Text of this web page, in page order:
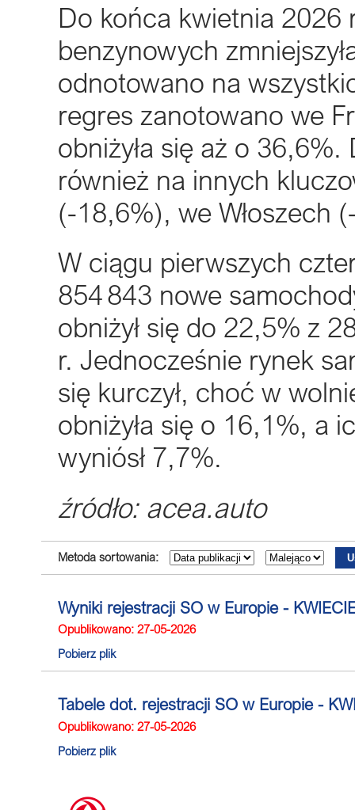
Do końca kwietnia 2026
benzynowych
odnotowano na
regres zanotowano we
obniżyła się aż o
również na innych
(-18,6%), we Włoszech
W ciągu pierwszych
854 843 nowe
obniżył się do 22,5% z
r. Jednocześnie rynek
się kurczył, choć w
obniżyła się o 16,1%, a
wyniósł 7,7%.
źródło: acea.auto
Metoda sortowania:
Wyniki rejestracji SO w Europie -
Opublikowano: 27-05-2026
Pobierz plik
Tabele dot. rejestracji SO w Europie -
Opublikowano: 27-05-2026
Pobierz plik